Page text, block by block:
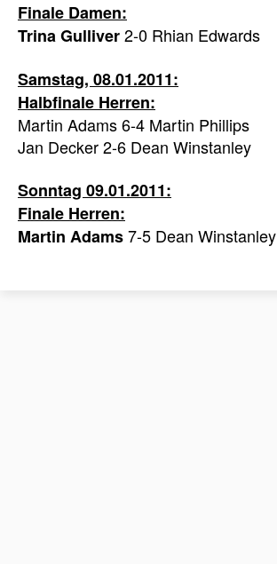
Finale Damen:
Trina Gulliver2-0 Rhian Edwards
Samstag, 08.01.2011:
Halbfinale Herren:
Martin Adams 6-4 Martin Phillips
Jan Decker 2-6 Dean Winstanley
Sonntag 09.01.2011:
Finale Herren:
Martin Adams7-5 Dean Winstanley